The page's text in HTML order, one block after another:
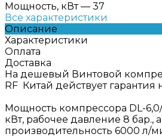
Мощность, кВт — 37
Все характеристики
Описание
Характеристики
Оплата
Доставка
На дешевый Винтовой
RF Китай действует гарантия
Мощность компрессора DL-6,0/
кВт, рабочее давление 8 бар., а
производительность 6000 л/